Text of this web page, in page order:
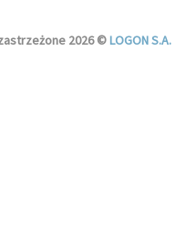
2026 ©LOGON S.A.